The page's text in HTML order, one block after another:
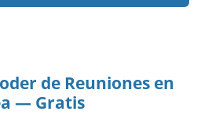
de Reuniones en
— Gratis